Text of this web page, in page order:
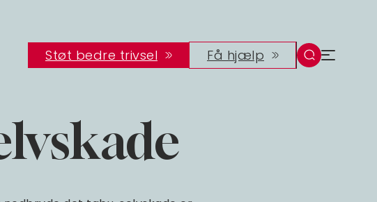
Støt bedre trivsel Få hjælp